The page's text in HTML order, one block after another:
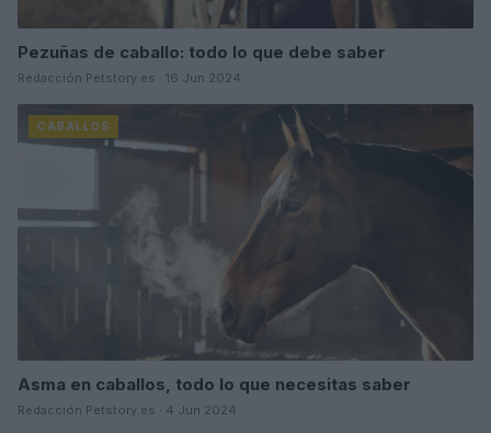
Pezuñas de caballo: todo lo que debe saber
Redacción Petstory.es · 16 Jun 2024
CABALLOS
Asma en caballos, todo lo que necesitas saber
Redacción Petstory.es · 4 Jun 2024